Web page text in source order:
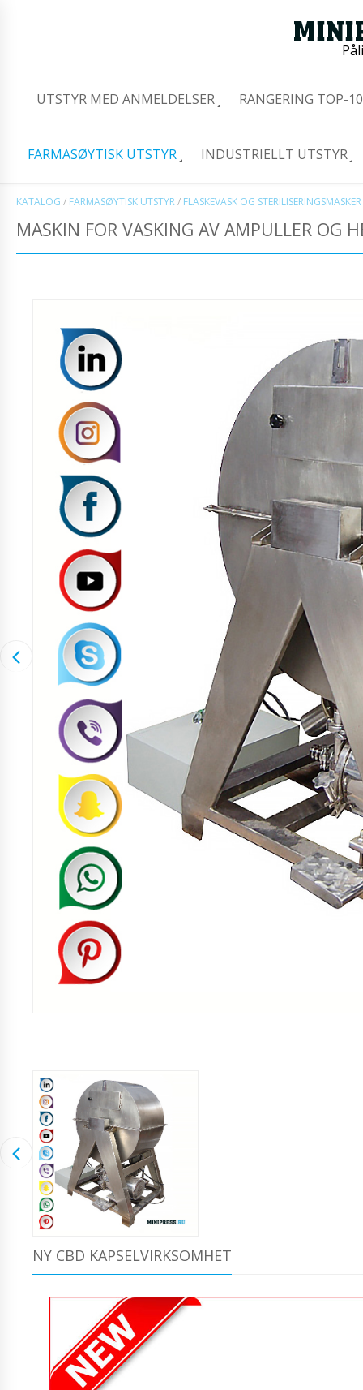
UTSTYR MED ANMELDELSER RANGERING TOP-
FARMASØYTISK UTSTYR INDUSTRIELLT UTSTYR
KATALOG / FARMASØYTISK UTSTYR/ FLASKEVASK OG STERILISERINGSMASKER
MASKIN FOR VASKING AV AMPULLER OG
NY CBD KAPSELVIRKSOMHET